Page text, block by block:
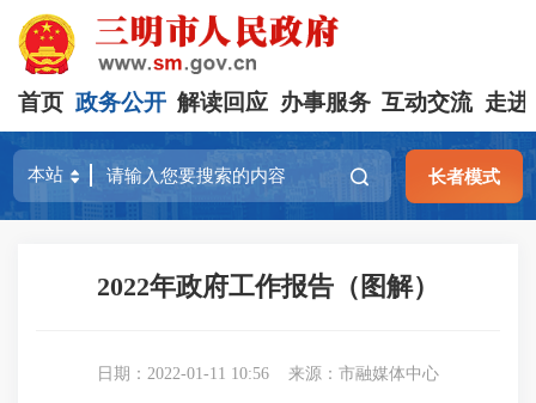
首页 政务公开 解读回应 办事服务 互动交流 走进
长者模式
2022年政府工作报告（图解）
日期：2022-01-11 10:56 来源：市融媒体中心